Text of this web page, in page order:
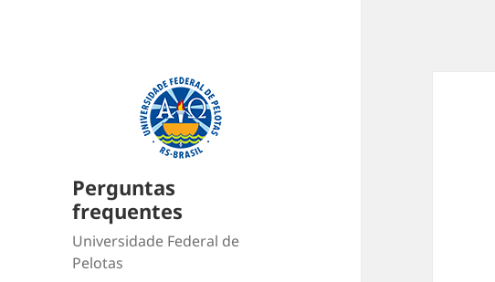
Perguntas
frequentes
Universidade Federal de
Pelotas